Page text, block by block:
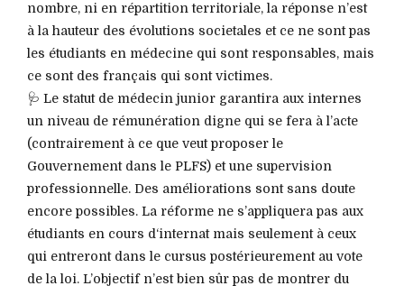
nombre, ni en répartition territoriale, la réponse n’est
à la hauteur des évolutions societales et ce ne sont pas
les étudiants en médecine qui sont responsables, mais
ce sont des français qui sont victimes.
🩺 Le statut de médecin junior garantira aux internes
un niveau de rémunération digne qui se fera à l’acte
(contrairement à ce que veut proposer le
Gouvernement dans le PLFS) et une supervision
professionnelle. Des améliorations sont sans doute
encore possibles. La réforme ne s’appliquera pas aux
étudiants en cours d‘internat mais seulement à ceux
qui entreront dans le cursus postérieurement au vote
de la loi. L’objectif n’est bien sûr pas de montrer du